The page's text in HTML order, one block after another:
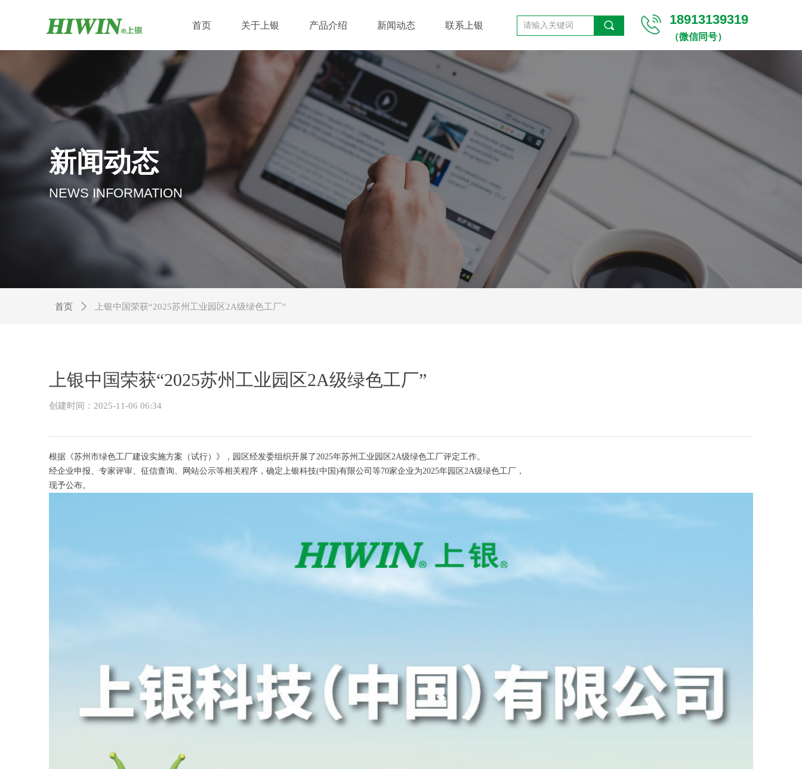
首页 关于上银 产品介绍 新闻动态 联系上银 끠 18913139319
（微信同号）
新闻动态
NEWS INFORMATION
首页 ꄲ 上银中国荣获“2025苏州工业园区2A级绿色工厂”
上银中国荣获“2025苏州工业园区2A级绿色工厂”
创建时间： 2025-11-06 06:34
根据《苏州市绿色工厂建设实施方案（试行）》，园区经发委组织开展了2025年苏州工业园区2A级绿色工厂评定工作。
经企业申报、专家评审、征信查询、网站公示等相关程序，确定上银科技(中国)有限公司等70家企业为2025年园区2A级绿色工厂，
现予公布。